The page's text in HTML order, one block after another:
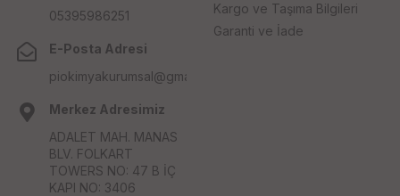
05395986251
E-Posta Adresi
piokimyakurumsal@gmail.com
Merkez Adresimiz
ADALET MAH. MANAS
BLV. FOLKART
TOWERS NO: 47 B İÇ
KAPI NO: 3406
Kargo ve Taşıma Bilgileri
Garanti ve İade